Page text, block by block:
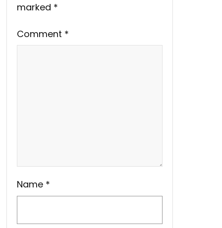
marked *
Comment *
Name *